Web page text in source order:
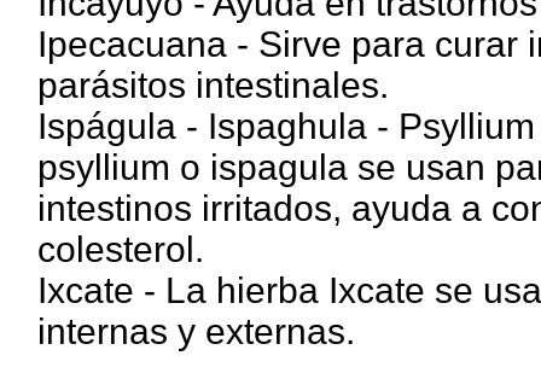
Ipecacuana - Sirve para curar
parásitos intestinales.
Ispágula - Ispaghula -
psyllium o ispagula se usan
intestinos irritados, ayuda a
colesterol.
Ixcate - La hierba Ixcate se
internas y externas.